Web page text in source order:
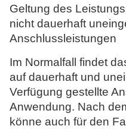
Geltung des
nicht dauerhaft
Anschlussleistungen
Im Normalfall findet
auf dauerhaft und
Verfügung gestellte
Anwendung. Nach
könne auch für den